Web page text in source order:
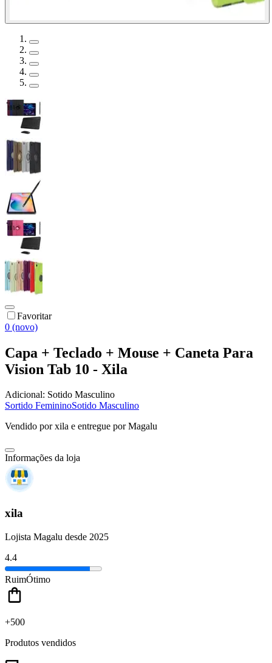
Favoritar
0 (novo)
Capa + Teclado + Mouse + Caneta Para
Vision Tab 10 - Xila
Adicional: Sotido Masculino
Sortido FemininoSotido Masculino
Vendido porxila e entregue por Magalu
Informações da loja
xila
Lojista Magalu desde 2025
4.4
RuimÓtimo
+500
Produtos vendidos